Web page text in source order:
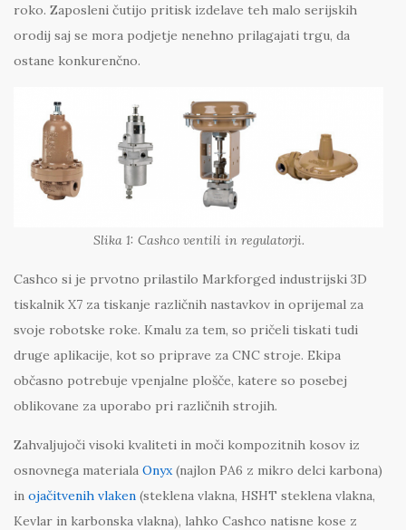
roko. Zaposleni čutijo pritisk izdelave teh malo serijskih
orodij saj se mora podjetje nenehno prilagajati trgu, da
ostane konkurenčno.
Slika 1: Cashco ventili in regulatorji.
Cashco si je prvotno prilastilo Markforged industrijski 3D
tiskalnik X7 za tiskanje različnih nastavkov in oprijemal za
svoje robotske roke. Kmalu za tem, so pričeli tiskati tudi
druge aplikacije, kot so priprave za CNC stroje. Ekipa
občasno potrebuje vpenjalne plošče, katere so posebej
oblikovane za uporabo pri različnih strojih.
Zahvaljujoči visoki kvaliteti in moči kompozitnih kosov iz
osnovnega materiala Onyx(najlon PA6 z mikro delci karbona)
in ojačitvenih vlaken (steklena vlakna, HSHT steklena vlakna,
Kevlar in karbonska vlakna), lahko Cashco natisne kose z